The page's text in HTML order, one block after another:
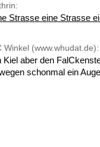
Strasse eine Strasse
Winkel (www.whudat.de):
Kiel aber den
schonmal ein